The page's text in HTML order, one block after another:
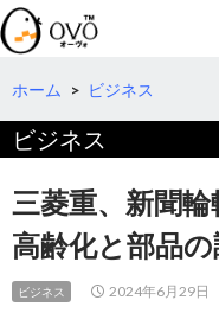
検
索
コ
テ
へ
移
動
ホーム > ビジネス
ビジネス
三菱重、新聞
高齢化と部品
ビジネス 2024年6月29日